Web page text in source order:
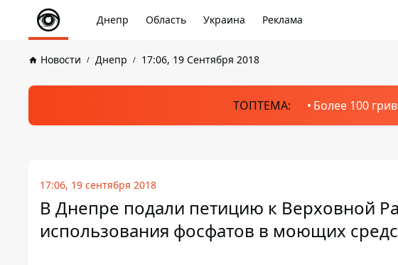
Днепр Область Украина Реклама
Новости Днепр 17:06, 19 Сентября 2018
ТОПТЕМА: Более 100
17:06, 19 сентября 2018
В Днепре подали петицию к Верховной
использования фосфатов в моющих